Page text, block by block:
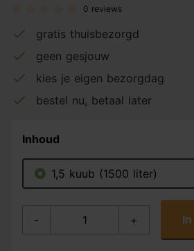
0 reviews
gratis thuisbezorgd
geen gesjouw
kies je eigen bezorgdag
bestel nu, betaal later
Inhoud
1,5 kuub (1500 liter)
- +